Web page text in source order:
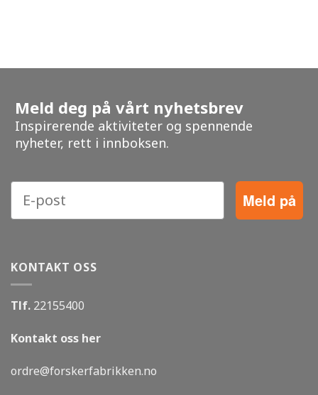
Meld deg på vårt nyhetsbrev
Inspirerende aktiviteter og spennende
nyheter, rett i innboksen.
Meld på
KONTAKT OSS
Tlf. 22155400
Kontakt oss her
ordre@forskerfabrikken.no